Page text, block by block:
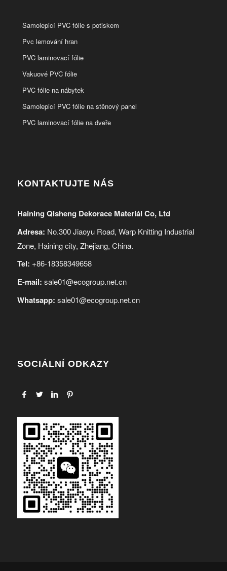
Samolepicí PVC fólie s potiskem
Pvc lemování hran
PVC laminovací fólie
Vakuové PVC fólie
PVC fólie na nábytek
Samolepicí PVC fólie na stěnový panel
PVC laminovací fólie na dveře
KONTAKTUJTE NÁS
Haining Qisheng Dekorace Materiál Co, Ltd
Adresa: No.300 Jiaoyu Road, Warp Knitting Industrial
Zone, Haining city, Zhejiang, China.
Tel: +86-18358349658
E-mail: sale01@ecogroup.net.cn
Whatsapp: sale01@ecogroup.net.cn
SOCIÁLNÍ ODKAZY